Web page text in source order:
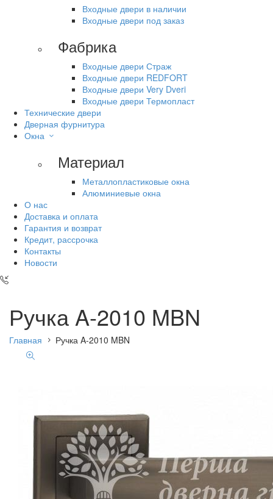
Входные двери в наличии
Входные двери под заказ
Фабрика
Входные двери Страж
Входные двери REDFORT
Входные двери Very Dveri
Входные двери Термопласт
Технические двери
Дверная фурнитура
Окна
Материал
Металлопластиковые окна
Алюминиевые окна
О нас
Доставка и оплата
Гарантия и возврат
Кредит, рассрочка
Контакты
Новости
Ручка A-2010 MBN
Главная Ручка A-2010 MBN